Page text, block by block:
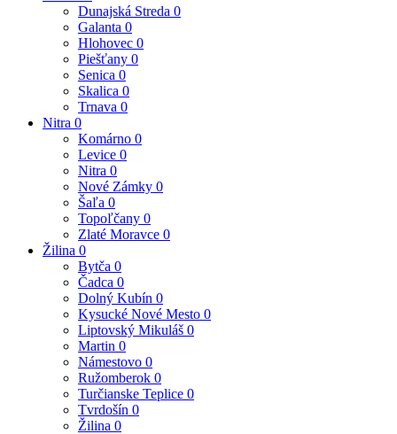
Dunajská Streda 0
Galanta 0
Hlohovec 0
Piešťany 0
Senica 0
Skalica 0
Trnava 0
Nitra 0
Komárno 0
Levice 0
Nitra 0
Nové Zámky 0
Šaľa 0
Topoľčany 0
Zlaté Moravce 0
Žilina 0
Bytča 0
Čadca 0
Dolný Kubín 0
Kysucké Nové Mesto 0
Liptovský Mikuláš 0
Martin 0
Námestovo 0
Ružomberok 0
Turčianske Teplice 0
Tvrdošín 0
Žilina 0